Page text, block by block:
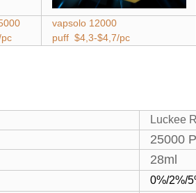
vapsolo 12000
puff $4,3-$4,7/pc
Luckee
25000
28ml
0%/2%/